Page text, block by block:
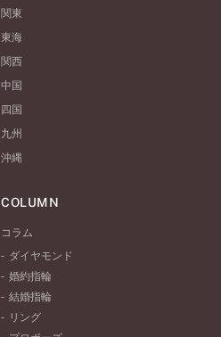
関東
東海
関西
中国
四国
九州
沖縄
COLUMN
コラム
ダイヤモンド
婚約指輪
結婚指輪
リング